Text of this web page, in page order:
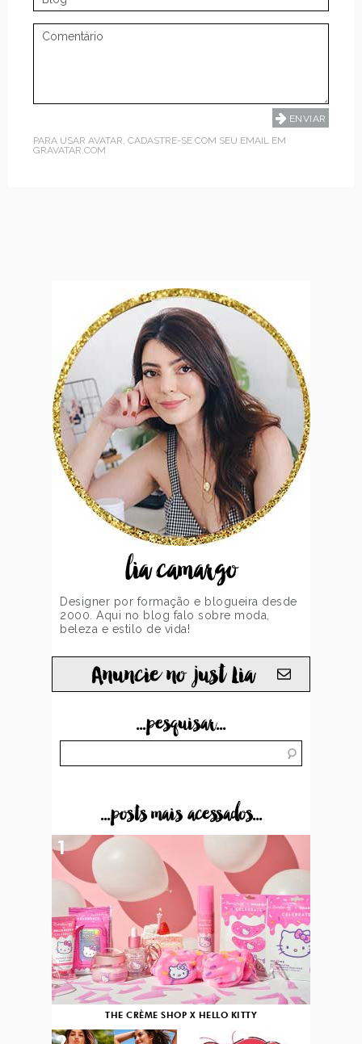
PARA USAR AVATAR, CADASTRE-SE COM SEU EMAIL EM
GRAVATAR.COM
lia camargo
Designer por formação e blogueira desde
2000. Aqui no blog falo sobre moda,
beleza e estilo de vida!
Anuncie no just Lia
...pesquisar...
...posts mais acessados...
THE CRÈME SHOP X HELLO KITTY
1